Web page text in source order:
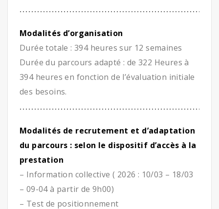
Modalités d’organisation
Durée totale : 394 heures sur 12 semaines
Durée du parcours adapté : de 322 Heures à
394 heures en fonction de l’évaluation initiale
des besoins.
Modalités de recrutement et d’adaptation
du parcours : selon le dispositif d’accès à la
prestation
– Information collective ( 2026 : 10/03 – 18/03
– 09-04 à partir de 9h00)
– Test de positionnement